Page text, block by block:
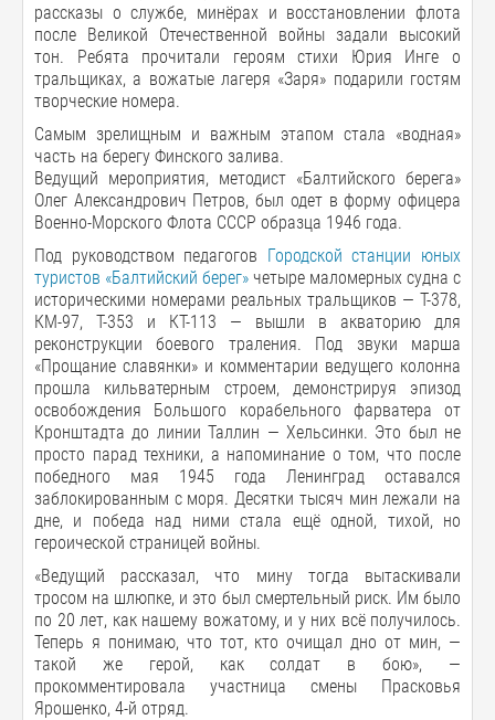
рассказы о службе, минёрах и восстановлении флота
после Великой Отечественной войны задали высокий
тон. Ребята прочитали героям стихи Юрия Инге о
тральщиках, а вожатые лагеря «Заря» подарили гостям
творческие номера.
Самым зрелищным и важным этапом стала «водная»
часть на берегу Финского залива.
Ведущий мероприятия, методист «Балтийского берега»
Олег Александрович Петров, был одет в форму офицера
Военно-Морского Флота СССР образца 1946 года.
Под руководством педагогов Городской станции юных
туристов «Балтийский берег» четыре маломерных судна с
историческими номерами реальных тральщиков — Т-378,
КМ-97, Т-353 и КТ-113 — вышли в акваторию для
реконструкции боевого траления. Под звуки марша
«Прощание славянки» и комментарии ведущего колонна
прошла кильватерным строем, демонстрируя эпизод
освобождения Большого корабельного фарватера от
Кронштадта до линии Таллин — Хельсинки. Это был не
просто парад техники, а напоминание о том, что после
победного мая 1945 года Ленинград оставался
заблокированным с моря. Десятки тысяч мин лежали на
дне, и победа над ними стала ещё одной, тихой, но
героической страницей войны.
«Ведущий рассказал, что мину тогда вытаскивали
тросом на шлюпке, и это был смертельный риск. Им было
по 20 лет, как нашему вожатому, и у них всё получилось.
Теперь я понимаю, что тот, кто очищал дно от мин, —
такой же герой, как солдат в бою», —
прокомментировала участница смены Прасковья
Ярошенко, 4-й отряд.